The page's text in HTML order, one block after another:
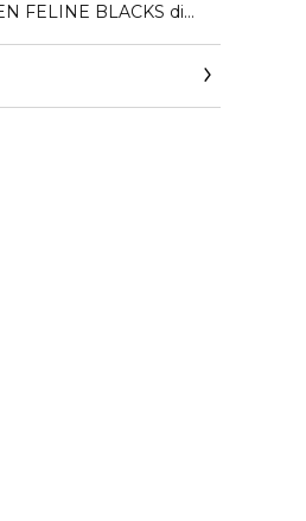
FELINE BLACKS di
irresistibilmente
esigenti da oltre 10 anni.